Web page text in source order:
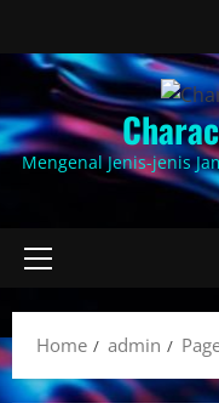
content
Mengenal Jenis-jenis
Primary
Home admin